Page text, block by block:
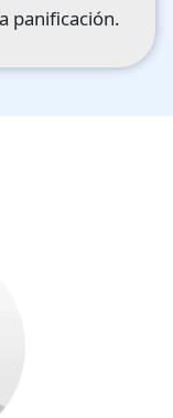
panificación.